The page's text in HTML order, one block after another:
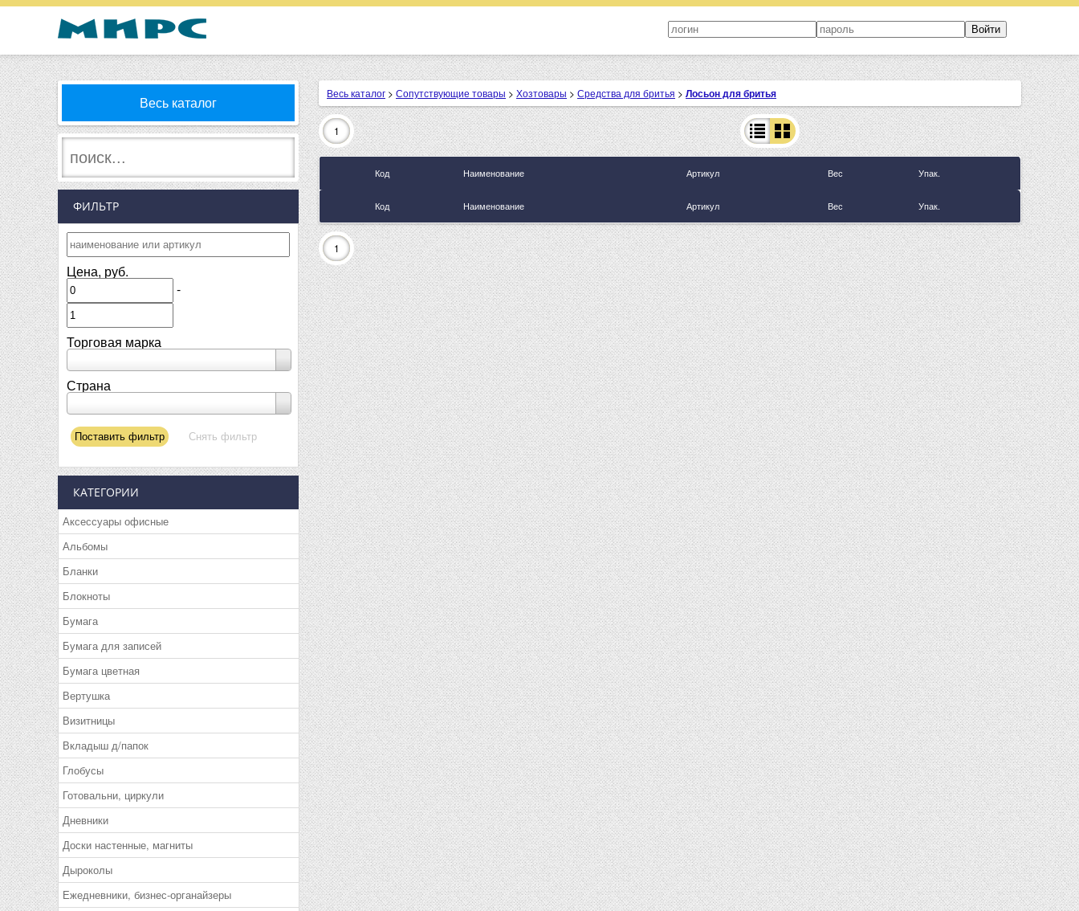
Весь каталог
ФИЛЬТР
Цена, руб.
-
Торговая марка
Страна
КАТЕГОРИИ
Аксессуары офисные
Альбомы
Бланки
Блокноты
Бумага
Бумага для записей
Бумага цветная
Вертушка
Визитницы
Вкладыш д/папок
Глобусы
Готовальни, циркули
Дневники
Доски настенные, магниты
Дыроколы
Ежедневники, бизнес-органайзеры
Весь каталог > Сопутствующие товары > Хозтовары > Средства для бритья > Лосьон для бритья
1
Код Наименование Артикул Вес Упак.
Код Наименование Артикул Вес Упак.
1